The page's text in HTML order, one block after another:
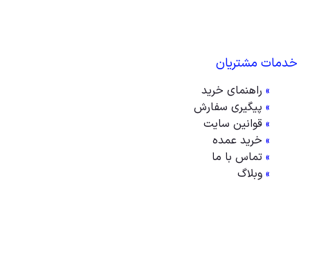
خدمات مشتریان
» راهنمای خرید
» پیگیری سفارش
» قوانین سایت
» خرید عمده
» تماس با ما
» وبلاگ